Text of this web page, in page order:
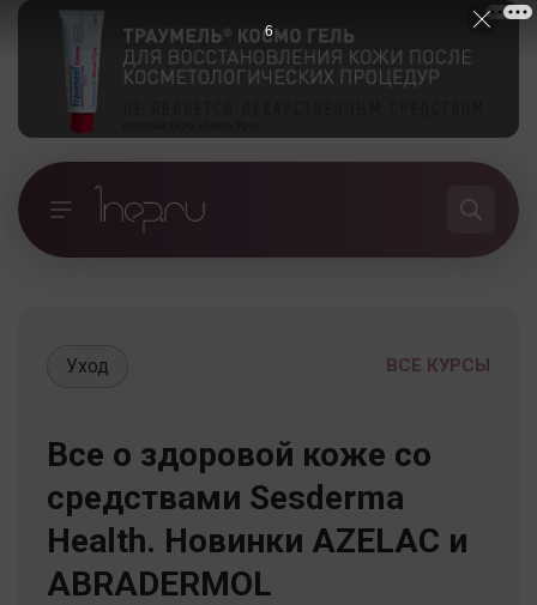
ВСЕ КУРСЫ
Уход
Все о здоровой коже со
средствами Sesderma
Health. Новинки AZELAC и
ABRADERMOL
5